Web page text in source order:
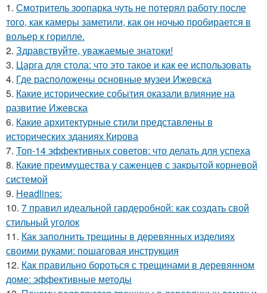
1. Смотритель зоопарка чуть не потерял работу после
того, как камеры заметили, как он ночью пробирается в
вольер к горилле.
2. Здравствуйте, уважаемые знатоки!
3. Царга для стола: что это такое и как ее использовать
4. Где расположены основные музеи Ижевска
5. Какие исторические события оказали влияние на
развитие Ижевска
6. Какие архитектурные стили представлены в
исторических зданиях Кирова
7. Топ-14 эффективных советов: что делать для успеха
8. Какие преимущества у саженцев с закрытой корневой
системой
9. Headlines:
10. 7 правил идеальной гардеробной: как создать свой
стильный уголок
11. Как заполнить трещины в деревянных изделиях
своими руками: пошаговая инструкция
12. Как правильно бороться с трещинами в деревянном
доме: эффективные методы